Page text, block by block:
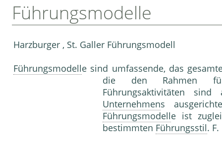
Führungsmodelle
Harzburger , St. Galler Führungsmodell
Führungsmodelle sind umfassende, das
die den Rahmen für
Führungsaktivitäten
Unternehmens
Führungsmodelle ist
bestimmten Führungsstil. F.